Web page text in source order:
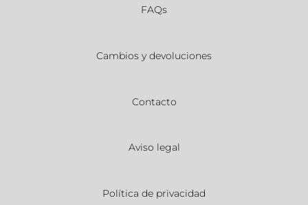
FAQs
Cambios y devoluciones
Contacto
Aviso legal
Política de privacidad